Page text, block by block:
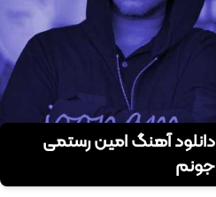
دانلود آهنگ امین رستمی
جونم